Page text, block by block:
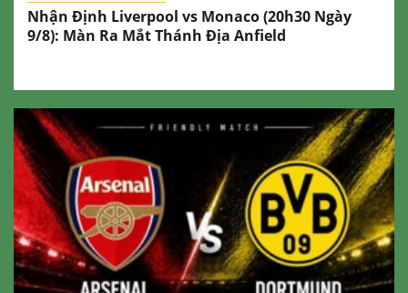
Nhận Định Liverpool vs Monaco (20h30 Ngày
9/8): Màn Ra Mắt Thánh Địa Anfield